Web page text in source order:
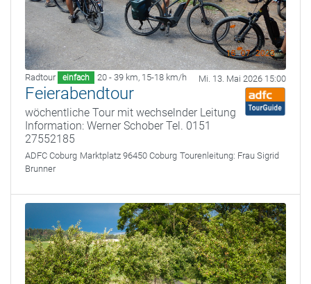
Radtour einfach 20 - 39 km, 15-18 km/h Mi. 13. Mai 2026 15:00
Feierabendtour
wöchentliche Tour mit wechselnder Leitung
Information: Werner Schober Tel. 0151
27552185
ADFC Coburg Marktplatz 96450 Coburg Tourenleitung: Frau Sigrid
Brunner